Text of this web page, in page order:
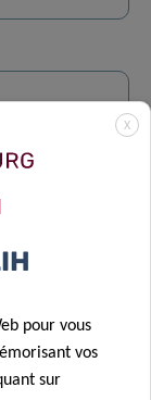
X
pour vous
vos
sur